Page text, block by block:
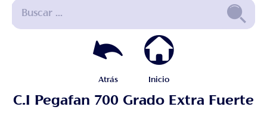
Atrás Inicio
C.I Pegafan 700 Grado Extra Fuerte